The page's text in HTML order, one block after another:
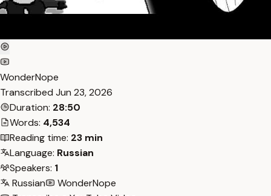
WonderNope
Transcribed Jun 23, 2026
Duration: 28:50
Words: 4,534
Reading time: 23 min
Language: Russian
Speakers: 1
Russian
WonderNope